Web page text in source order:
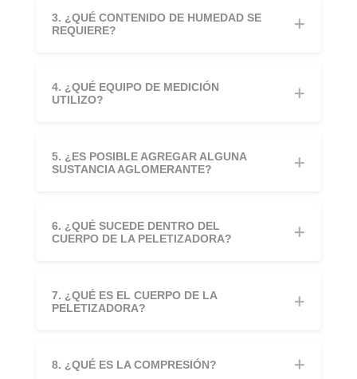
3. ¿QUÉ CONTENIDO DE HUMEDAD SE
REQUIERE?
4. ¿QUÉ EQUIPO DE MEDICIÓN
UTILIZO?
5. ¿ES POSIBLE AGREGAR ALGUNA
SUSTANCIA AGLOMERANTE?
6. ¿QUÉ SUCEDE DENTRO DEL
CUERPO DE LA PELETIZADORA?
7. ¿QUÉ ES EL CUERPO DE LA
PELETIZADORA?
8. ¿QUÉ ES LA COMPRESIÓN?